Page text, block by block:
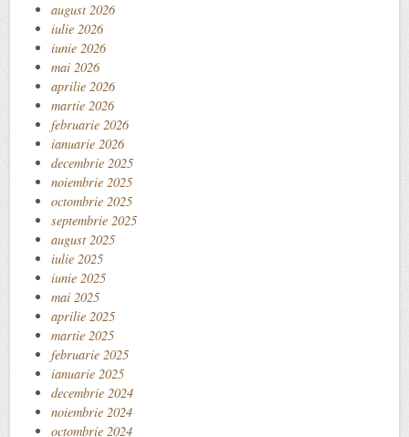
august 2026
iulie 2026
iunie 2026
mai 2026
aprilie 2026
martie 2026
februarie 2026
ianuarie 2026
decembrie 2025
noiembrie 2025
octombrie 2025
septembrie 2025
august 2025
iulie 2025
iunie 2025
mai 2025
aprilie 2025
martie 2025
februarie 2025
ianuarie 2025
decembrie 2024
noiembrie 2024
octombrie 2024